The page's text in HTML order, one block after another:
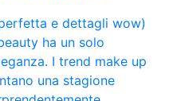
e dettagli wow)
ha un solo
I trend make up
una stagione